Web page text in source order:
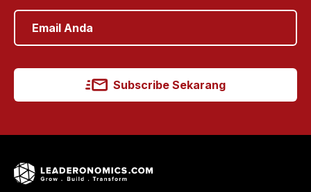
Subscribe Sekarang